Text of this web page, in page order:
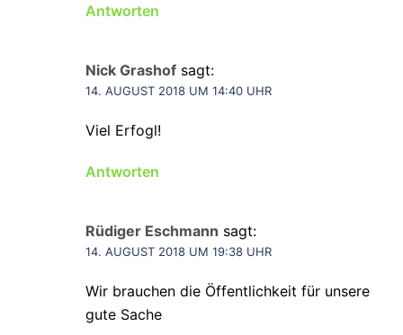
Antworten
Nick Grashof sagt:
14. AUGUST 2018 UM 14:40 UHR
Viel Erfogl!
Antworten
Rüdiger Eschmann sagt:
14. AUGUST 2018 UM 19:38 UHR
Wir brauchen die Öffentlichkeit für unsere
gute Sache